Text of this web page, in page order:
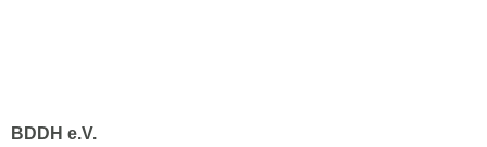
BDDH e.V.